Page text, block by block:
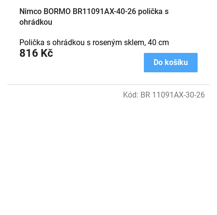
Nimco BORMO BR11091AX-40-26 polička s
ohrádkou
816 Kč
Do košíku
Polička s ohrádkou s roseným sklem, 40 cm
Kód: BR 11091AX-30-26